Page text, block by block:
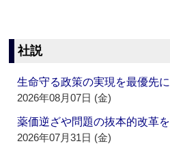
社説
生命守る政策の実現を最優先に
2026年08月07日 (金)
薬価逆ざや問題の抜本的改革を
2026年07月31日 (金)